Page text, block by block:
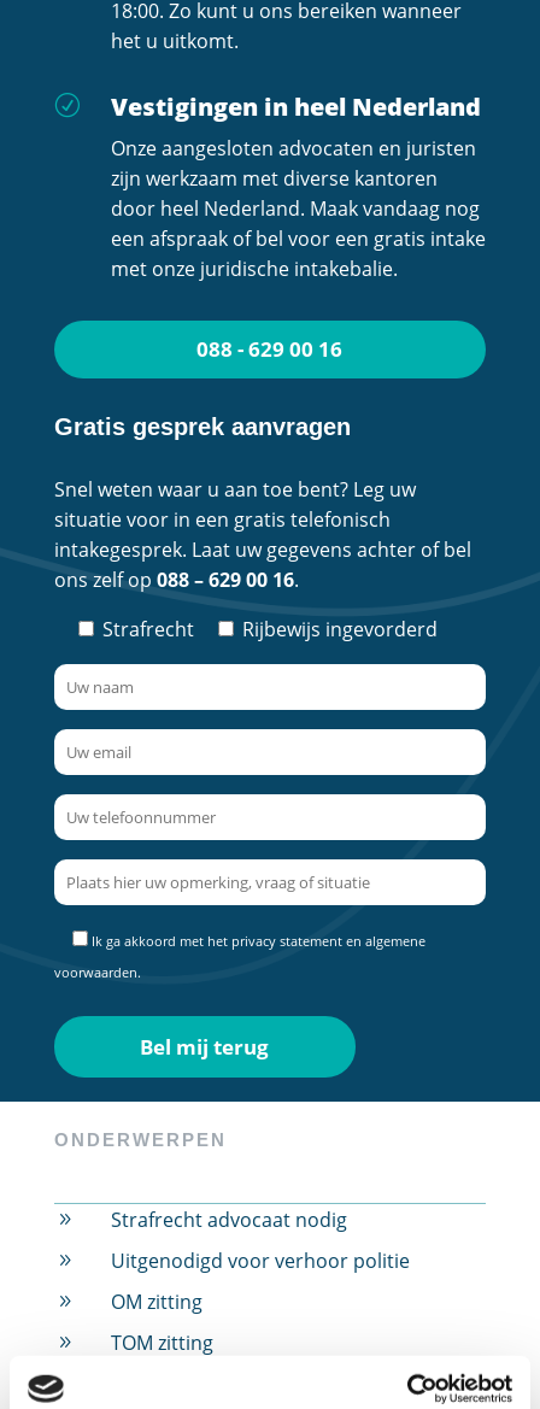
18:00. Zo kunt u ons bereiken wanneer
het u uitkomt.
R Vestigingen in heel Nederland
Onze aangesloten advocaten en juristen
zijn werkzaam met diverse kantoren
door heel Nederland. Maak vandaag nog
een afspraak of bel voor een gratis intake
met onze juridische intakebalie.
088 - 629 00 16
Gratis gesprek aanvragen
Snel weten waar u aan toe bent? Leg uw
situatie voor in een gratis telefonisch
intakegesprek. Laat uw gegevens achter of bel
ons zelf op 088 – 629 00 16.
Strafrecht
Rijbewijs ingevorderd
Ik ga akkoord met het privacy statementen algemene
voorwaarden.
ONDERWERPEN
9 Strafrecht advocaat nodig
9 Uitgenodigd voor verhoor politie
9 OM zitting
9 TOM zitting
9